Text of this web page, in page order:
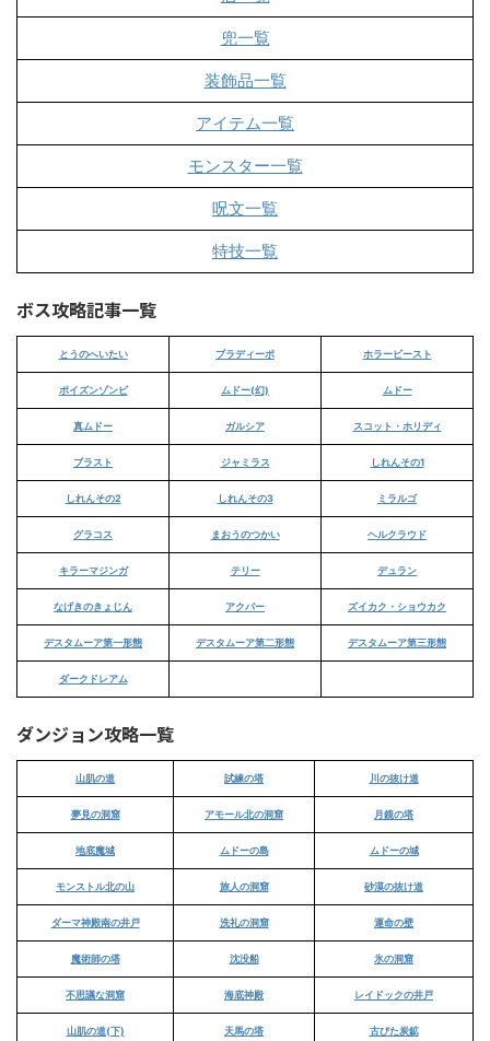
兜一覧
装飾品一覧
アイテム一覧
モンスター一覧
呪文一覧
特技一覧
ボス攻略記事一覧
とうのへいたい ブラディーポ ホラービースト
ポイズンゾンビ ムドー(幻) ムドー
真ムドー ガルシア スコット・ホリディ
ブラスト ジャミラス しれんその1
しれんその2 しれんその3 ミラルゴ
グラコス まおうのつかい ヘルクラウド
キラーマジンガ テリー デュラン
なげきのきょじん アクバー ズイカク・ショウカク
デスタムーア第一形態 デスタムーア第二形態 デスタムーア第三形態
ダークドレアム
ダンジョン攻略一覧
山肌の道 試練の塔 川の抜け道
夢見の洞窟 アモール北の洞窟 月鏡の塔
地底魔城 ムドーの島 ムドーの城
モンストル北の山 旅人の洞窟 砂漠の抜け道
ダーマ神殿南の井戸 洗礼の洞窟 運命の壁
魔術師の塔 沈没船 氷の洞窟
不思議な洞窟 海底神殿 レイドックの井戸
山肌の道(下) 天馬の塔 古びた炭鉱